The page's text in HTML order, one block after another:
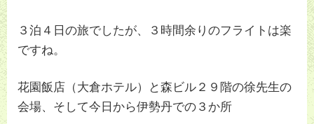
３泊４日の旅でしたが、３時間余りのフライトは楽
ですね。
花園飯店（大倉ホテル）と森ビル２９階の徐先生の
会場、そして今日から伊勢丹での３か所